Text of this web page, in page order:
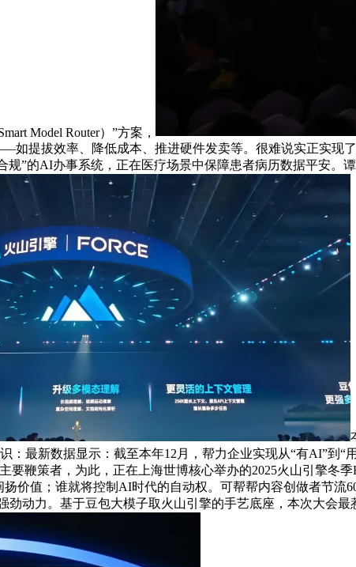
Model Router）”方案，
如提拔效率、降低成本、推进硬件发卖等。很难说实正实现
”的AI办事系统，正在医疗场景中保障患者病历数据平安。
：最新数据显示：截至本年12月，帮力企业实现从“有AI”到
鞭策者，为此，正在上海世博核心举办的2025火山引擎冬
价值；谁就将控制AI时代的自动权。可帮帮内容创做者节流
劲动力。基于豆包大模子取火山引擎的手艺底座，本次大会